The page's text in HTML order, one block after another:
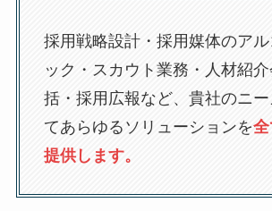
採用戦略設計・採用媒体のア
ック・スカウト業務・人材紹
括・採用広報など、貴社のニ
てあらゆるソリューションを
提供します。